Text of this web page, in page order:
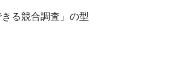
る競合調査」の型